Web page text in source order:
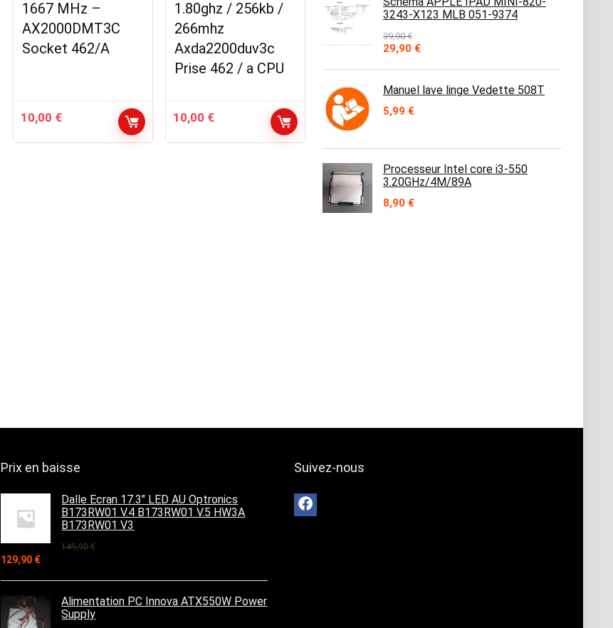
1667 MHz –
AX2000DMT3C
Socket 462/A
10,00 €
1.80ghz / 256kb /
266mhz
Axda2200duv3c
Prise 462 / a CPU
10,00 €
3243-X123 MLB 051-9374
39,90€
Le
initial
était :
39,90 €.
29,90 €Le
actuel
est :
29,90 €.
Manuel lave linge Vedette 508T
5,99 €
Processeur Intel core i3-550
3.20GHz/4M/89A
8,90 €
Prix en baisse
Dalle Ecran 17.3" LED AU Optronics
B173RW01 V.4 B173RW01 V.5 HW3A
B173RW01 V3
149,90€
Le
initial
était :
149,90 €.
129,90 €Le
actuel
129,90 €.
Alimentation PC Innova ATX550W Power
Supply
Suivez-nous